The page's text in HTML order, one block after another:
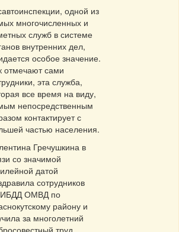
одной из
многочисленных и
служб в системе
внутренних дел,
особое значение.
отмечают сами
эта служба,
все время на виду,
непосредственным
контактирует с
частью населения.
Гречушкина в
со значимой
датой
сотрудников
ОМВД по
району и
за многолетний